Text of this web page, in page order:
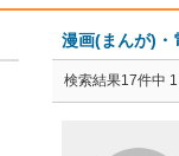
漫画(まんが)・
検索結果17件中